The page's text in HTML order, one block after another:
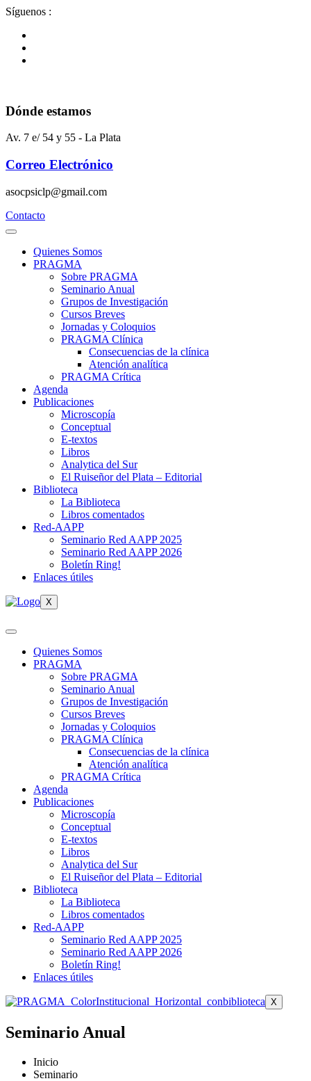
Ir
contenido
Síguenos :
Dónde estamos
Av. 7 e/ 54 y 55 - La Plata
Correo Electrónico
asocpsiclp@gmail.com
Contacto
Quienes Somos
PRAGMA
Sobre PRAGMA
Seminario Anual
Grupos de Investigación
Cursos Breves
Jornadas y Coloquios
PRAGMA Clínica
Consecuencias de la clínica
Atención analítica
PRAGMA Crítica
Agenda
Publicaciones
Microscopía
Conceptual
E-textos
Libros
Analytica del Sur
El Ruiseñor del Plata – Editorial
Biblioteca
La Biblioteca
Libros comentados
Red-AAPP
Seminario Red AAPP 2025
Seminario Red AAPP 2026
Boletín Ring!
Enlaces útiles
X
Quienes Somos
PRAGMA
Sobre PRAGMA
Seminario Anual
Grupos de Investigación
Cursos Breves
Jornadas y Coloquios
PRAGMA Clínica
Consecuencias de la clínica
Atención analítica
PRAGMA Crítica
Agenda
Publicaciones
Microscopía
Conceptual
E-textos
Libros
Analytica del Sur
El Ruiseñor del Plata – Editorial
Biblioteca
La Biblioteca
Libros comentados
Red-AAPP
Seminario Red AAPP 2025
Seminario Red AAPP 2026
Boletín Ring!
Enlaces útiles
X
Seminario Anual
Inicio
Seminario